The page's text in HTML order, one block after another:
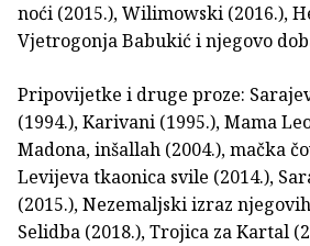
noći (2015.), Wilimowski (2016.),
Vjetrogonja Babukić i njegovo
Pripovijetke i druge proze:
(1994.), Karivani (1995.), Mama
Madona, inšallah (2004.), mačka
Levijeva tkaonica svile (2014.),
(2015.), Nezemaljski izraz
Selidba (2018.), Trojica za Kartal